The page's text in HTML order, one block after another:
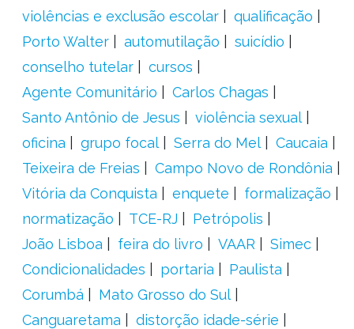
violências e exclusão escolar
qualificação
Porto Walter
automutilação
suicídio
conselho tutelar
cursos
Agente Comunitário
Carlos Chagas
Santo Antônio de Jesus
violência sexual
oficina
grupo focal Serra do Mel
Caucaia
Teixeira de Freias
Campo Novo de Rondônia
Vitória da Conquista
enquete
formalização
normatização
TCE-RJ
Petrópolis
João Lisboa
feira do livro VAAR
Simec
Condicionalidades
portaria
Paulista
Corumbá
Mato Grosso do Sul
Canguaretama
distorção idade-série